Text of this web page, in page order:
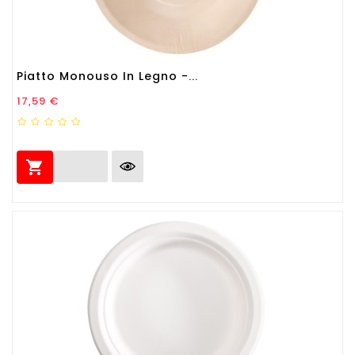
Piatto Monouso In Legno -...
Prezzo
17,59 €
